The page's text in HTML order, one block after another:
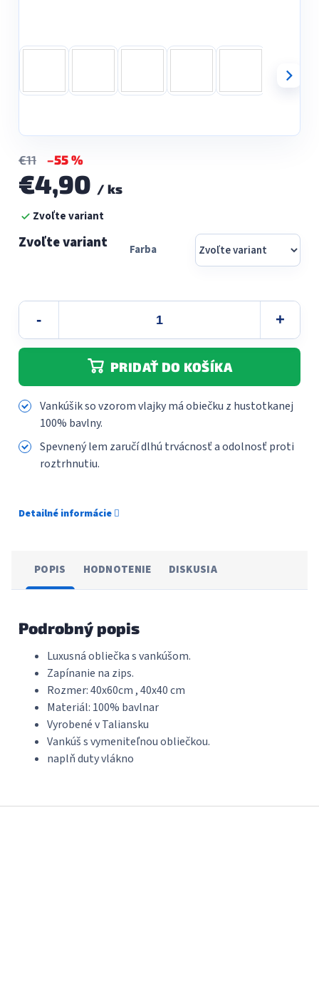
€11 –55 %
€4,90 / ks
Jednotková
cena:Zvoľte variant
Farba
PRIDAŤ DO KOŠÍKA
Vankúšik so vzorom vlajky má obiečku z hustotkanej
100% bavlny.
Spevnený lem zaručí dlhú trvácnosť a odolnosť proti
roztrhnutiu.
Detailné informácie
POPIS HODNOTENIE DISKUSIA
Podrobný popis
Luxusná obliečka s vankúšom.
Zapínanie na zips.
Rozmer: 40x60cm , 40x40 cm
Materiál: 100% bavlnar
Vyrobené v Taliansku
Vankúš s vymeniteľnou obliečkou.
naplň dutyvlákno